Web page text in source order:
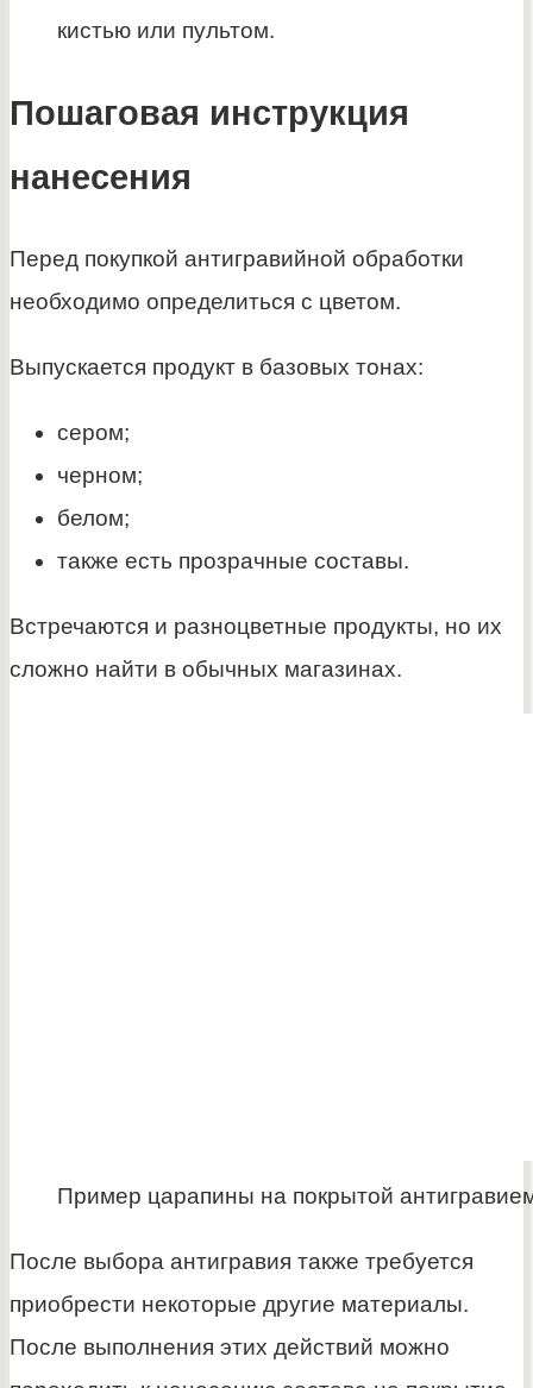
кистью или пультом.
Пошаговая инструкция
нанесения
Перед покупкой антигравийной обработки
необходимо определиться с цветом.
Выпускается продукт в базовых тонах:
сером;
черном;
белом;
также есть прозрачные составы.
Встречаются и разноцветные продукты, но их
сложно найти в обычных магазинах.
Пример царапины на покрытой
После выбора антигравия также требуется
приобрести некоторые другие материалы.
После выполнения этих действий можно